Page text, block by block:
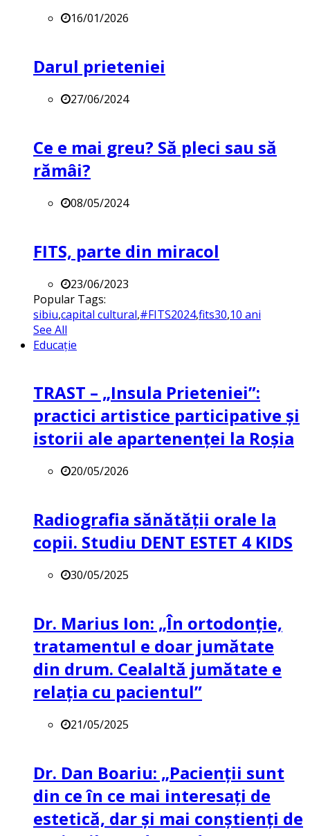
16/01/2026
Darul prieteniei
27/06/2024
Ce e mai greu? Să pleci sau să
rămâi?
08/05/2024
FITS, parte din miracol
23/06/2023
Popular Tags:
sibiu,capital cultural,#FITS2024,fits30,10 ani
See All
Educație
TRAST – „Insula Prieteniei”:
practici artistice participative și
istorii ale apartenenței la Roșia
20/05/2026
Radiografia sănătății orale la
copii. Studiu DENT ESTET 4 KIDS
30/05/2025
Dr. Marius Ion: „În ortodonție,
tratamentul e doar jumătate
din drum. Cealaltă jumătate e
relația cu pacientul”
21/05/2025
Dr. Dan Boariu: „Pacienții sunt
din ce în ce mai interesați de
estetică, dar și mai conștienți de